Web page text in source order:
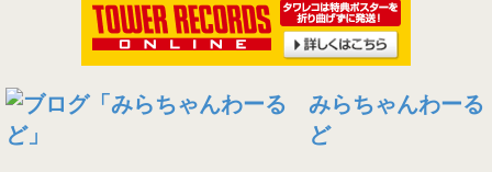
みらちゃんわーる
ど